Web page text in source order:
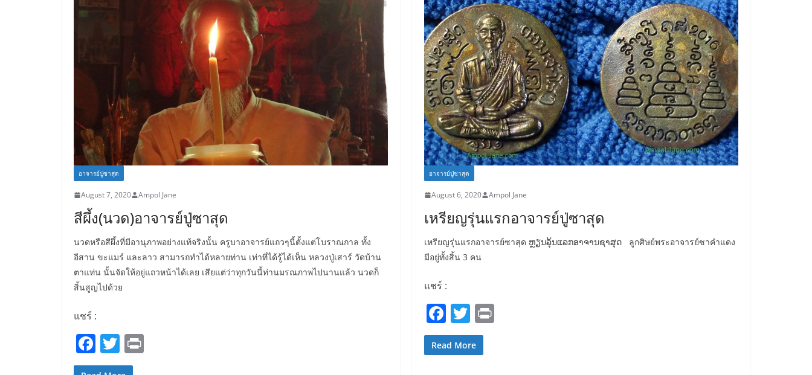
o
อาจารย์ปู่ซาสุด
August 7, 2020 Ampol Jane
สีผึ้ง(นวด)อาจารย์ปู่ซาสุด
นวดหรือสีผึ้งที่มีอานุภาพอย่างแท้จริงนั้น ครูบาอาจารย์แถวๆนี้ตั้งแต่โบราณกาล ทั้ง
อีสาน ขะแมร์ และลาว สามารถทำได้หลายท่าน เท่าที่ได้รู้ได้เห็น หลวงปู่เสาร์ วัดบ้าน
ตาแท่น นั้นจัดให้อยู่แถวหน้าได้เลย เสียแต่ว่าทุกวันนี้ท่านมรณภาพไปนานแล้ว นวดก็
สิ้นสูญไปด้วย
แชร์ :
F
a
T
w
อาจารย์ปู่ซาสุด
August 6, 2020 Ampol Jane
เหรียญรุ่นแรกอาจารย์ปู่ซาสุด
เหรียญรุ่นแรกอาจารย์ซาสุด ຫຼຽນລຸ້ນແລກອາຈານຊາສຸດ ลูกศิษย์พระอาจารย์ซาคำแดง
มีอยู่ทั้งสิ้น 3 คน
แชร์ :
F
a
c
T
w
itt
Read More